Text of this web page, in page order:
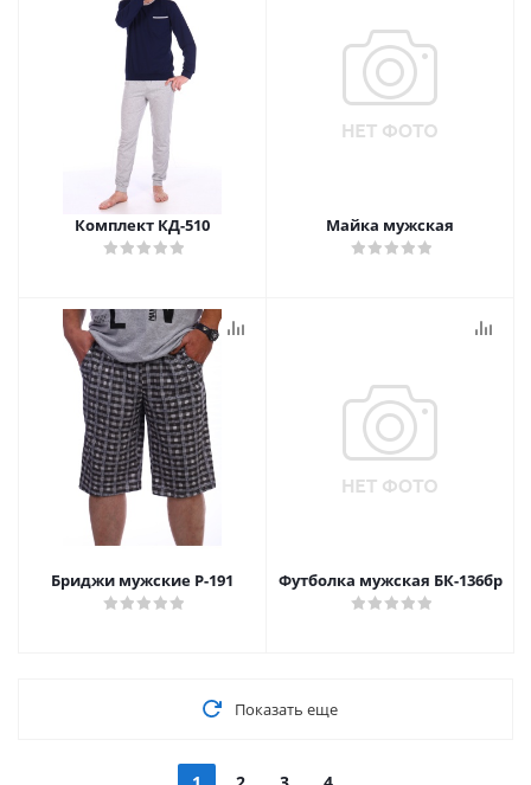
Комплект КД-510 Майка мужская
Бриджи мужские Р-191 Футболка мужская БК-136бр
Показать еще